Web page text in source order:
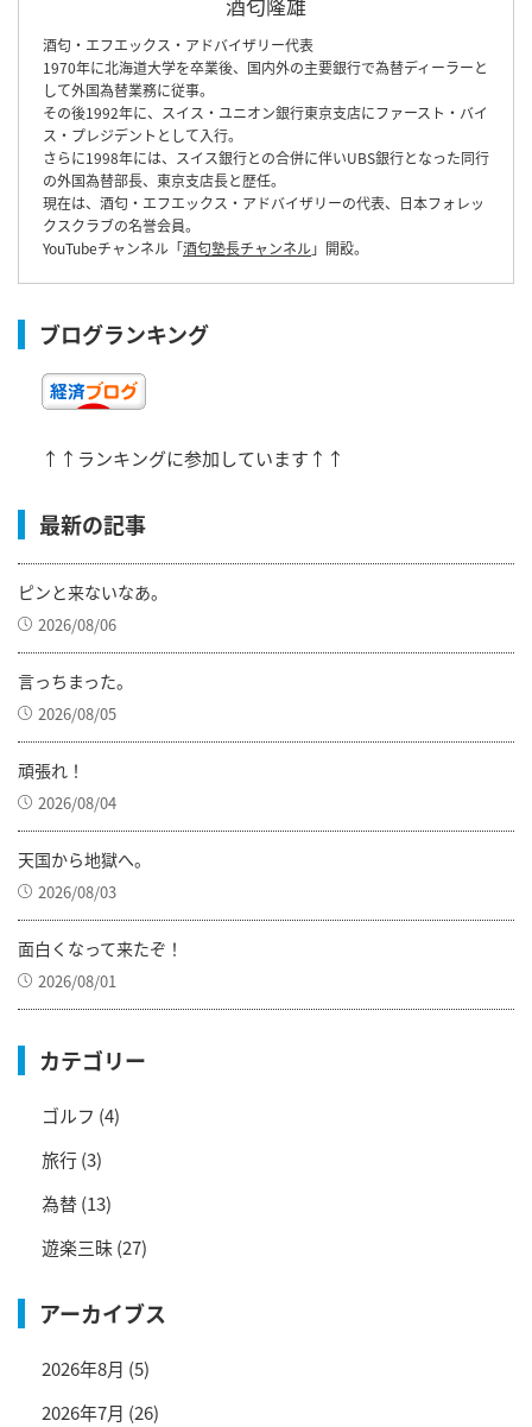
酒匂・エフエックス・アドバイザリー代表
1970年に北海道大学を卒業後、国内外の主要銀行で為替ディーラーと
して外国為替業務に従事。
その後1992年に、スイス・ユニオン銀行東京支店にファースト・バイ
ス・プレジデントとして入行。
さらに1998年には、スイス銀行との合併に伴いUBS銀行となった同行
の外国為替部長、東京支店長と歴任。
現在は、酒匂・エフエックス・アドバイザリーの代表、日本フォレッ
クスクラブの名誉会員。
YouTubeチャンネル「酒匂塾長チャンネル」開設。
ブログランキング
↑↑ランキングに参加しています↑↑
最新の記事
ピンと来ないなあ。
2026/08/06
言っちまった。
2026/08/05
頑張れ！
2026/08/04
天国から地獄へ。
2026/08/03
面白くなって来たぞ！
2026/08/01
カテゴリー
ゴルフ (4)
旅行(3)
為替(13)
遊楽三昧(27)
アーカイブス
2026年8月 (5)
2026年7月 (26)